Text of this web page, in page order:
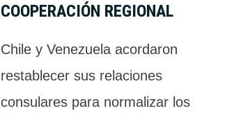
COOPERACIÓN REGIONAL
Chile y Venezuela acordaron
restablecer sus relaciones
consulares para normalizar los